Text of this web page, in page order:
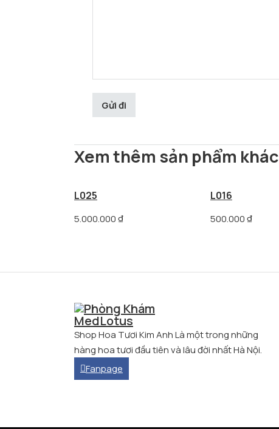
Xem thêm sản phẩm khác
L025
5.000.000₫
L016
500.000₫
Shop Hoa Tươi Kim Anh Là một trong những
hàng hoa tươi đầu tiên và lâu đời nhất Hà Nội.
Fanpage